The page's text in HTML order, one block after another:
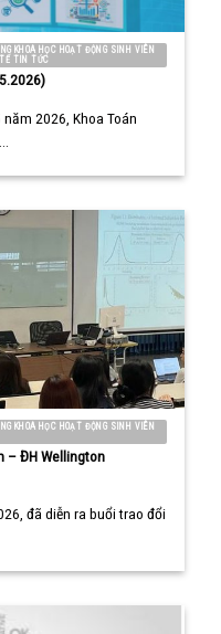
KHOA HỌC HOẠT ĐỘNG SINH VIÊN
TIN TỨC
2026, Khoa Toán
KHOA HỌC HOẠT ĐỘNG SINH VIÊN
– ĐH Wellington
đã diễn ra buổi trao đổi